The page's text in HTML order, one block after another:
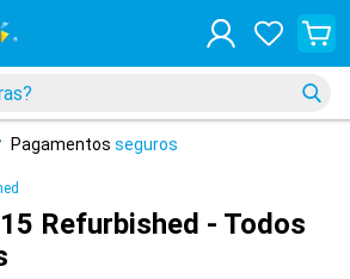
Pagamentos seguros
Refurbished - Todos